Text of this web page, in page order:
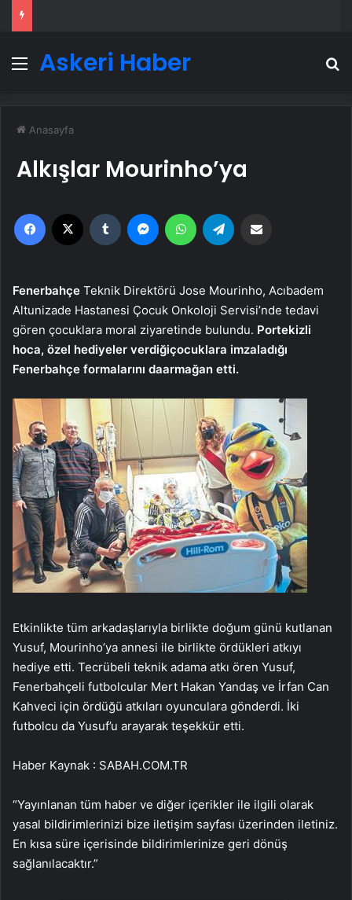
Menü
Askeri Haber
Anasayfa
Alkışlar Mourinho’ya
Facebook Tumblr MessengerWhatsApp
Fenerbahçe Teknik Direktörü Jose Mourinho, Acıbadem
Altunizade Hastanesi Çocuk Onkoloji Servisi’nde tedavi
gören çocuklara moral ziyaretinde bulundu. Portekizli
hoca, özel hediyeler verdiğiçocuklara imzaladığı
Fenerbahçe formalarını daarmağan etti.
Etkinlikte tüm arkadaşlarıyla birlikte doğum günü kutlanan
Yusuf, Mourinho’ya annesi ile birlikte ördükleri atkıyı
hediye etti. Tecrübeli teknik adama atkı ören Yusuf,
Fenerbahçeli futbolcular Mert Hakan Yandaş ve İrfan Can
Kahveci için ördüğü atkıları oyunculara gönderdi. İki
futbolcu da Yusuf’u arayarak teşekkür etti.
Haber Kaynak : SABAH.COM.TR
“Yayınlanan tüm haber ve diğer içerikler ile ilgili olarak
yasal bildirimlerinizi bize iletişim sayfası üzerinden iletiniz.
En kısa süre içerisinde bildirimlerinize geri dönüş
sağlanılacaktır.”